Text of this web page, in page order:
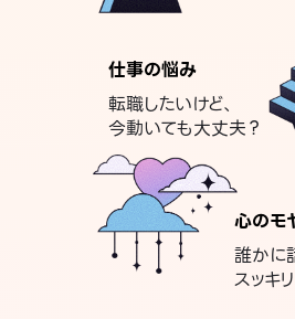
仕事の悩み
転職したいけど、
今動いても大丈夫？
心のモ
誰かに
スッキ